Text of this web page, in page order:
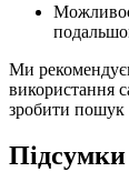
Ми
використання
зробити пошук
Підсумки